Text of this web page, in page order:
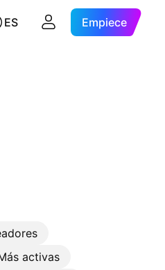
ES Empiece
activas